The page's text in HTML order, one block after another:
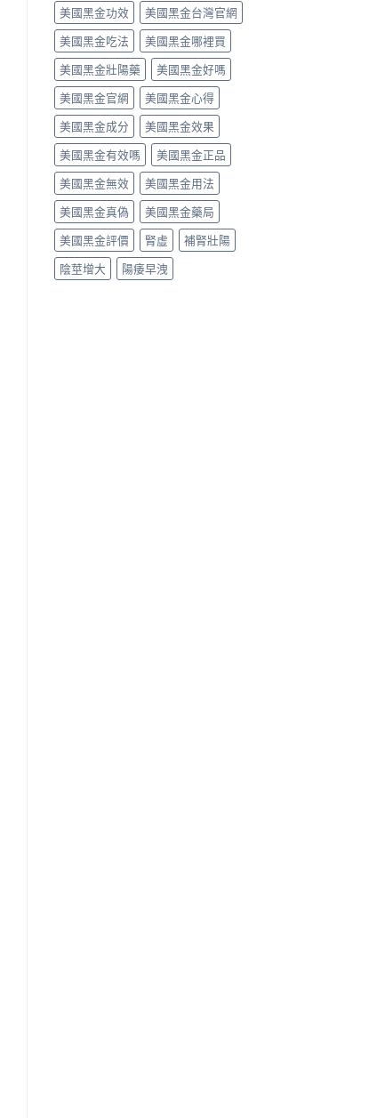
講
你
點
樣
對
號
入
座〉
中
美國黑金功效
美國黑金台灣官網
美國黑金吃法
美國黑金哪裡買
美國黑金壯陽藥
美國黑金好嗎
美國黑金官網
美國黑金心得
美國黑金成分
美國黑金效果
美國黑金有效嗎
美國黑金正品
美國黑金無效
美國黑金用法
美國黑金真偽
美國黑金藥局
美國黑金評價
腎虛
補腎壯陽
陰莖增大
陽痿早洩